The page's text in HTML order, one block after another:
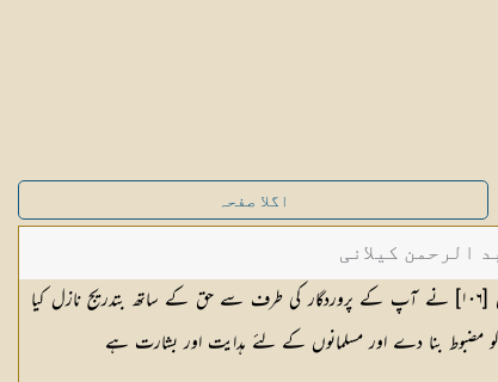
اگلا صفحہ
الرحمن کیلانی
آپ ان سے کہئے کہ اس قرآن کو روح القدس [١٠٦] نے آپ کے پروردگار کی طرف سے حق کے ساتھ بتدریج نازل کیا